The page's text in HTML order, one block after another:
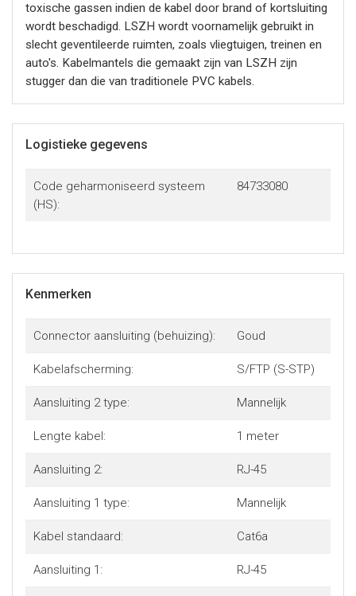
toxische gassen indien de kabel door brand of kortsluiting
wordt beschadigd. LSZH wordt voornamelijk gebruikt in
slecht geventileerde ruimten, zoals vliegtuigen, treinen en
auto's. Kabelmantels die gemaakt zijn van LSZH zijn
stugger dan die van traditionele PVC kabels.
Logistieke gegevens
Code geharmoniseerd systeem
(HS):
84733080
Kenmerken
Connector aansluiting (behuizing): Goud
Kabelafscherming: S/FTP (S-STP)
Aansluiting 2 type: Mannelijk
Lengte kabel: 1 meter
Aansluiting 2: RJ-45
Aansluiting 1 type: Mannelijk
Kabel standaard: Cat6a
Aansluiting 1: RJ-45